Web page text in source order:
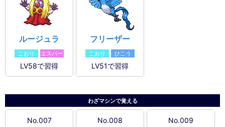
ルージュラ
こおり エスパー
LV58で習得
フリーザー
こおり ひこう
LV51で習得
わざマシンで覚える
No.007 No.008 No.009